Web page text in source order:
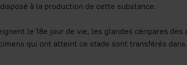
à la production de cette substance.
le 18e jour de vie, les glandes céripares
qui ont atteint ce stade sont transférés